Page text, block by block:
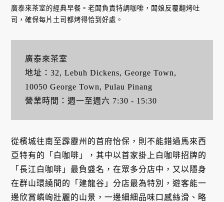
廣泰來茶室的經典早餐。老闆負責特調咖啡，闆娘反覆翻烤吐
司，確保每片土司都烤得恰到好處。
廣泰來茶室
地址：32, Lebuh Dickens, George Town,
10050 George Town, Pulau Pinang
營業時間：週一至週六 7:30 - 15:30
從檳城往南至霹靂州的首府怡保，則不能錯過馬來西
亞特有的「白咖啡」，其中以首家掛上白咖啡招牌的
「長江白咖啡」最負盛名，在眾多分店中，又以隱身
在群山環繞間的「建龍谷」分店最為特別，遊客能一
邊欣賞嶙峋壯麗的山景，一邊細細品味口感絲滑、略